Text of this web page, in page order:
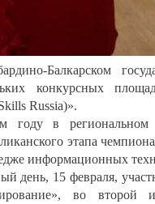
Балкарском
конкурсных
Russia)».
году в региональном
этапа
информационных
день, 15 февраля,
во второй